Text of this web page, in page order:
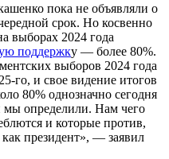
пока не объявляли о
срок. Но косвенно
выборах 2024 года
поддержку — более 80%.
выборов 2024 года
го, и свое видение итогов
80% однозначно сегодня
мы определили. Нам чего
и которые против,
президент», — заявил